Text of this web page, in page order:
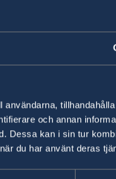
och annan
Dessa kan i sin tur
du har använt deras
enligt
pass eller
finner duhär.